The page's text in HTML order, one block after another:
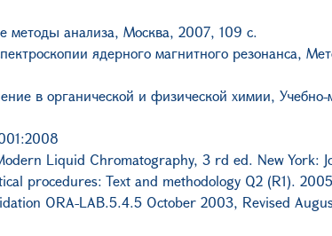
анализа, Москва, 2007, 109 с.
ядерного магнитного резонанса,
в органической и физической химии, Учебно-
Liquid Chromatography, 3 rd ed. New York:
procedures: Text and methodology Q2 (R1).
ORA-LAB.5.4.5 October 2003, Revised